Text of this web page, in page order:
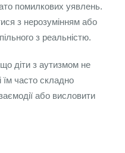
помилкових уявлень.
з нерозумінням або
з реальністю.
діти з аутизмом не
їм часто складно
або висловити